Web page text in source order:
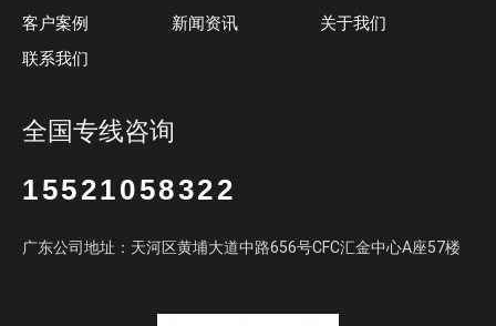
客户案例
联系我们
新闻资讯
关于我们
全国专线咨询
15521058322
广东公司地址：天河区黄埔大道中路656号CFC汇金中心A座57楼